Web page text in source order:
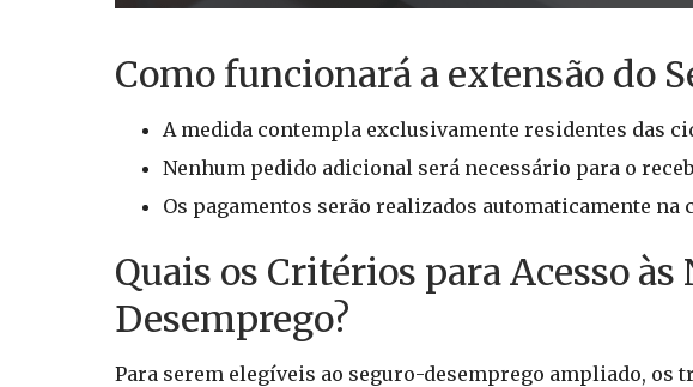
Como funcionará a extensão do
A medida contempla exclusivamente residentes das
Nenhum pedido adicional será necessário para o
Os pagamentos serão realizados automaticamente
Quais os Critérios para Acesso
Desemprego?
Para serem elegíveis ao seguro-desemprego ampliado,